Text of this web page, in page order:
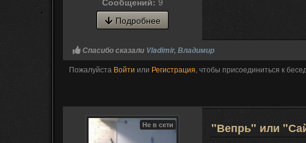
Подробнее
Спасибо сказали Vladimir, Владимир
Пожалуйста Войти или Регистрация, чтобы присоединиться к
Не в сети "Вепрь" или